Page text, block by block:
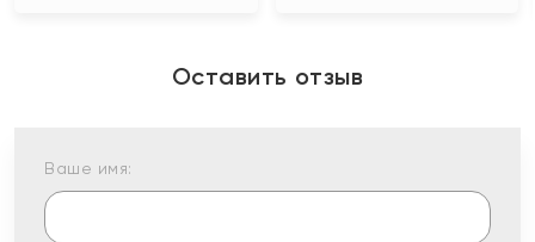
Оставить отзыв
Ваше имя: